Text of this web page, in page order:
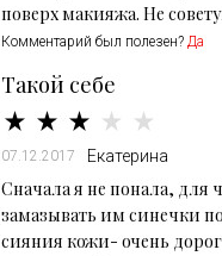
поверх макияжа. Не
Комментарий был полезен? Да
Такой себе
07.12.2017 Екатерина
Сначала я не понала, для
замазывать им синечки
сияния кожи- очень